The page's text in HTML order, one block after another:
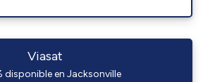
Viasat
disponible en Jacksonville